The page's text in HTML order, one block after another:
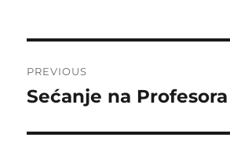
navigation
PREVIOUS
Previous
Sećanje na Profesora